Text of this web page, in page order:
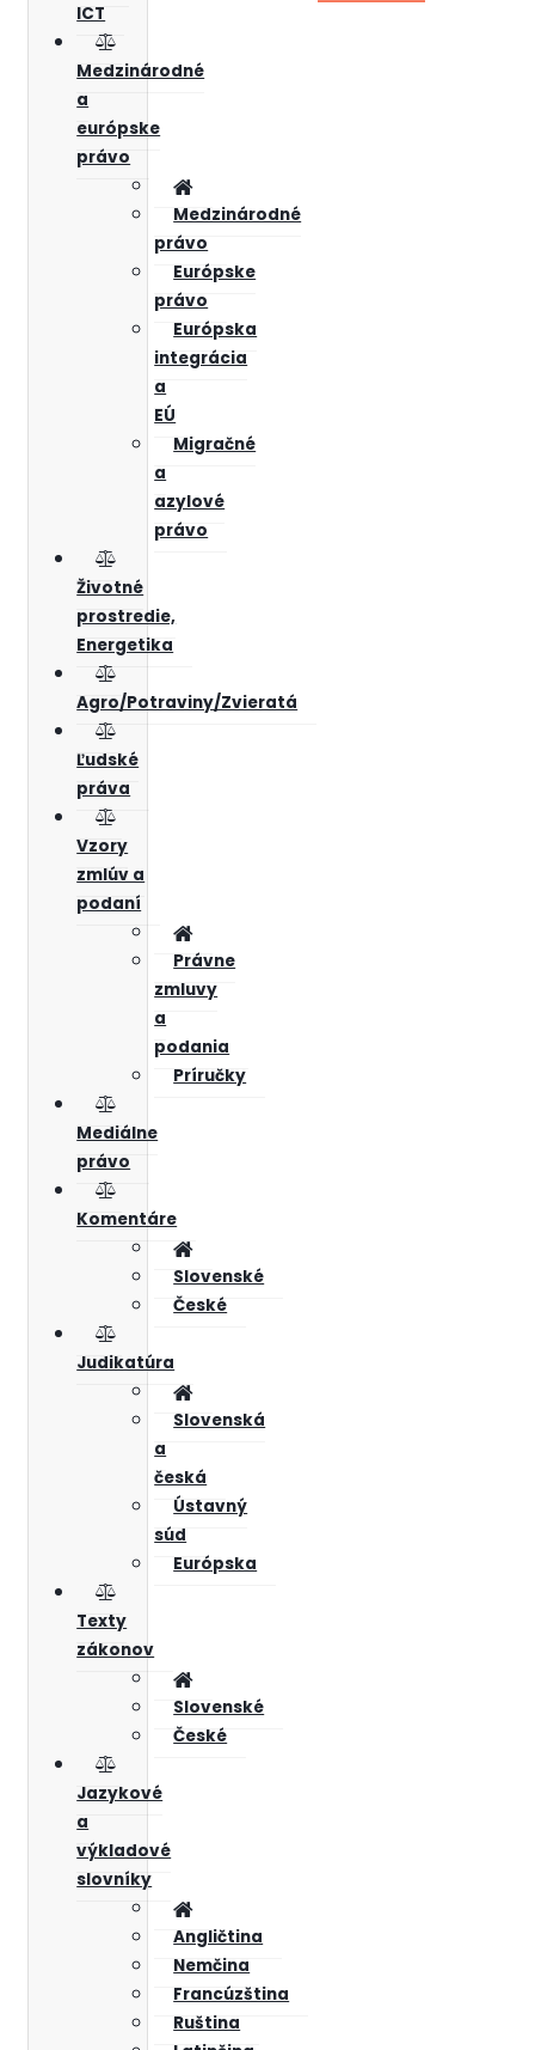
ICT
Medzinárodné
a
európske
právo
Medzinárodné
právo
Európske
právo
Európska
integrácia
a
EÚ
Migračné
a
azylové
právo
Životné
prostredie,
Energetika
Agro/Potraviny/Zvieratá
Ľudské
práva
Vzory
zmlúv a
podaní
Právne
zmluvy
a
podania
Príručky
Mediálne
právo
Komentáre
Slovenské
České
Judikatúra
Slovenská
a
česká
Ústavný
súd
Európska
Texty
zákonov
Slovenské
České
Jazykové
a
výkladové
slovníky
Angličtina
Nemčina
Francúzština
Ruština